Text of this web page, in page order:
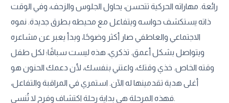
رائعة. مهاراته الحركية تتحسن، يحاول الجلوس والزحف، وفي الوقت
ذاته يستكشف حواسه ويتفاعل مع محيطه بطرق جديدة. نموه
الاجتماعي والعاطفي صار أكثر وضوحًا، وبدأ يعبر عن مشاعره
ويتواصل بشكل أعمق. تذكري، هذه ليست سباقًا؛ لكل طفل
وقته الخاص. خذي وقتك، واعتني بنفسك، لأن دعمك الحنون هو
أغلى هدية تقدمينها له الآن. استمري في المراقبة والتفاعل،
فهذه المرحلة هي بداية رحلة اكتشاف وفرح لا تُنسى.